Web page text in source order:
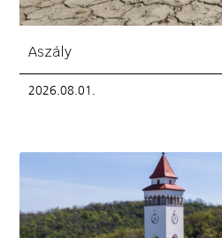
Aszály
2026.08.01.